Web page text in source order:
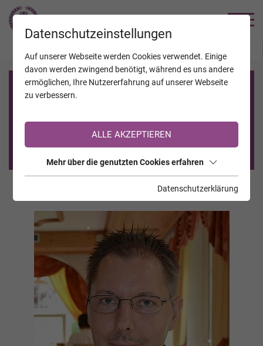
Registrierung auf TrauerHilfe.it
Sie sind noch nicht auf TrauerHilfe.it registriert?
>> zur kostenlosen Registrierung <<
Datenschutzeinstellungen
Auf unserer Webseite werden Cookies verwendet. Einige
davon werden zwingend benötigt, während es uns andere
ermöglichen, Ihre Nutzererfahrung auf unserer Webseite
zu verbessern.
ALLE AKZEPTIEREN
Mehr über die genutzten Cookies erfahren
Datenschutzerklärung
JAHRESTAGE KALENDER VERSTORBENE